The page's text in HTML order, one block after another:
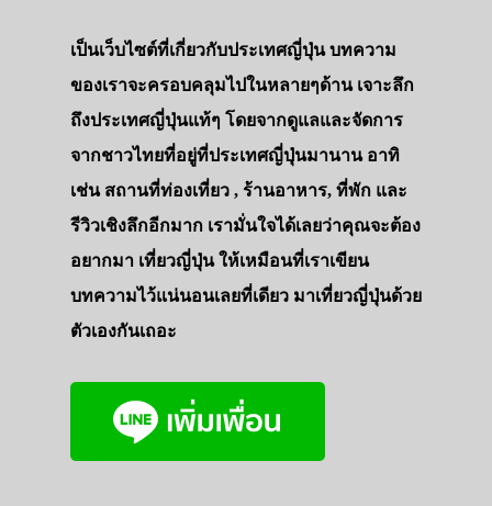
เป็นเว็บไซต์ที่เกี่ยวกับประเทศญี่ปุ่น บทความ
ของเราจะครอบคลุมไปในหลายๆด้าน เจาะลึก
ถึงประเทศญี่ปุ่นแท้ๆ โดยจากดูแลและจัดการ
จากชาวไทยที่อยู่ที่ประเทศญี่ปุ่นมานาน อาทิ
เช่น สถานที่ท่องเที่ยว , ร้านอาหาร, ที่พัก และ
รีวิวเชิงลึกอีกมาก เรามั่นใจได้เลยว่าคุณจะต้อง
อยากมา เที่ยวญี่ปุ่น ให้เหมือนที่เราเขียน
บทความไว้แน่นอนเลยที่เดียว มาเที่ยวญี่ปุ่นด้วย
ตัวเองกันเถอะ